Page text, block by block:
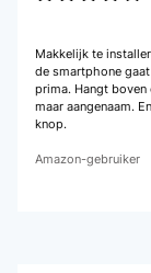
Makkelijk te
de smartphone
prima. Hangt boven
maar aangenaam.
knop.
Amazon-gebruiker